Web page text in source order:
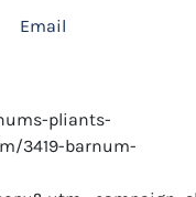
Email
pliants-
3419-barnum-